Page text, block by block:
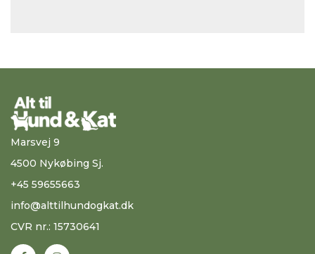
Marsvej 9
4500 Nykøbing Sj.
+45 59655663
info@alttilhundogkat.dk
CVR nr.: 15730641